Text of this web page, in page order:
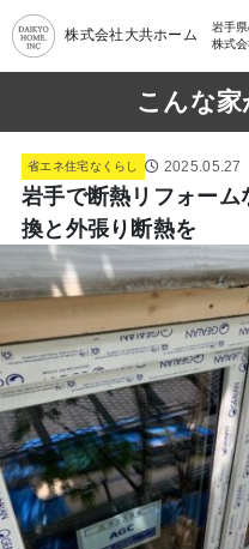
株式会社大共ホーム
岩手
株式
こんな家
省エネ住宅なくらし 2025.05.27
岩手で断熱リフォー
換と外張り断熱を